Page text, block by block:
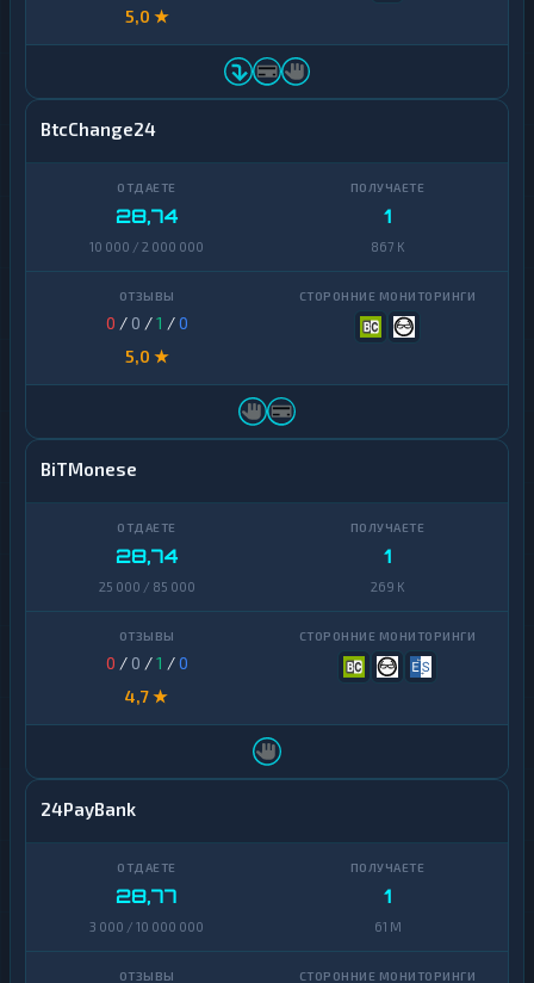
5,0 ★
BtcChange24
28,74
10 000 / 2 000 000
1
867 K
0 / 0 /1 /0
5,0 ★
BiTMonese
28,74
25 000 / 85 000
1
269 K
0 / 0 /1 /0
4,7 ★
24PayBank
28,77
3 000 / 10 000 000
1
61 M